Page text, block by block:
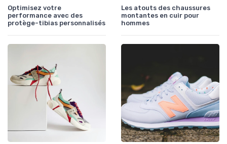
Optimisez votre
performance avec des
protège-tibias personnalisés
Les atouts des chaussures
montantes en cuir pour
hommes